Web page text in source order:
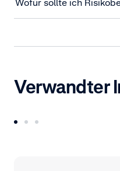
Wofür sollte ich
Verwandter